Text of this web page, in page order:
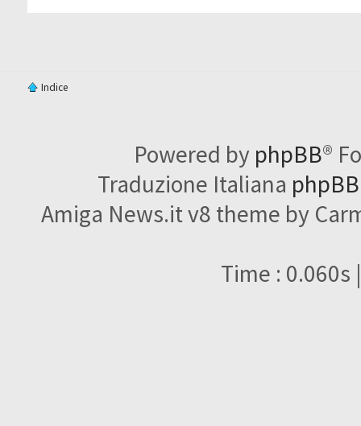
Indice
Powered by phpBB®
Traduzione Italiana
Amiga News.it v8 theme by
Time : 0.060s